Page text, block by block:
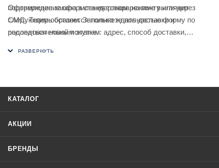
подтверждение оформления товара на почту или через
СМС. Теперь останется только ждать доставки и
радоваться новой покупке.
Оформление заказа в стандартном режиме выглядит
следующим образом. Заполняете полностью форму по
последовательным этапам: адрес, способ доставки,
КАТАЛОГ
АКЦИИ
БРЕНДЫ